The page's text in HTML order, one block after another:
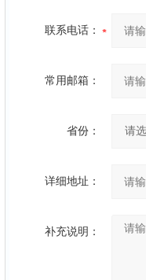
联系电话：
常用邮箱：
省份：
详细地址：
补充说明：